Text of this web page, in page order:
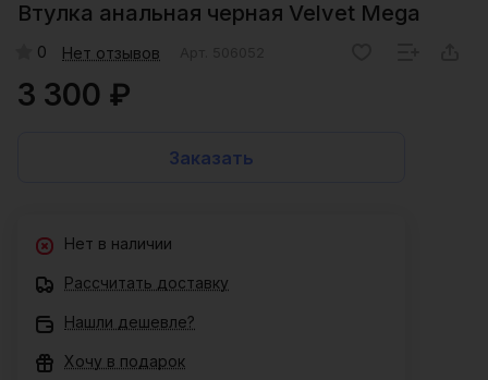
Втулка анальная черная Velvet Mega
0 Нет отзывов
3 300 ₽
Заказать
Нет в наличии
Рассчитать доставку
Нашли дешевле?
Хочу в подарок